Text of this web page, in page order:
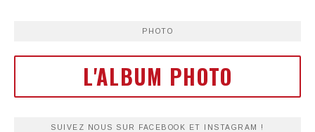
PHOTO
L'ALBUM PHOTO
SUIVEZ NOUS SUR FACEBOOK ET INSTAGRAM !